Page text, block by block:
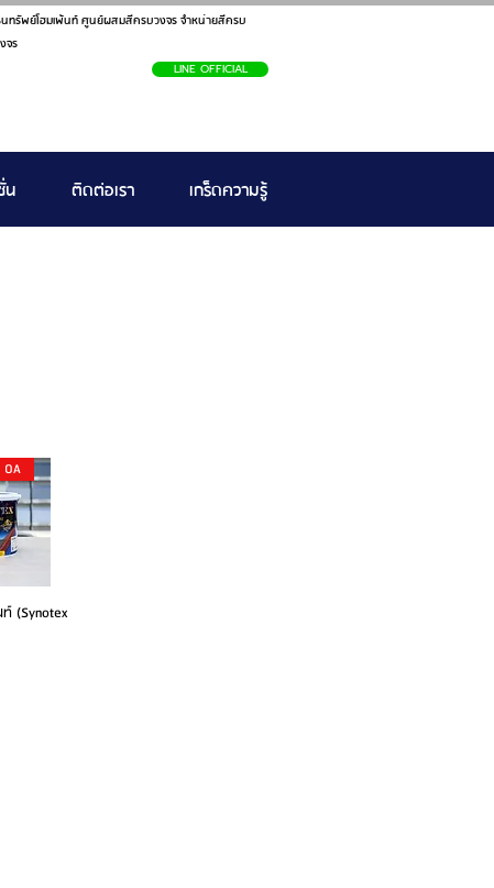
ทรัพย์โฮมเพ้นท์ ศูนย์ผสมสีครบวงจร จำหน่ายสีครบ
จร
LINE OFFICIAL
น ติดต่อเรา เกร็ดความรู้
(Synotex